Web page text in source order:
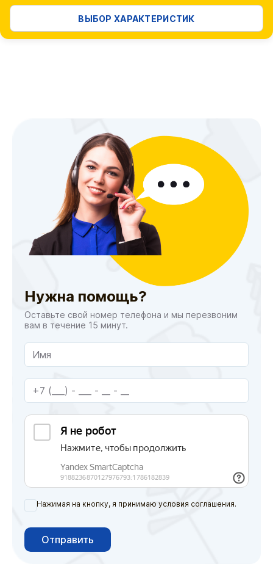
ВЫБОР ХАРАКТЕРИСТИК
Нужна помощь?
Оставьте свой номер телефона и мы перезвоним
вам в течение 15 минут.
Нажимая на кнопку, я принимаю условия соглашения.
Отправить